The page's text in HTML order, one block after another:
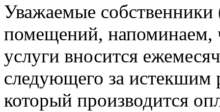
Уважаемые
помещений, напоминаем,
услуги вносится
следующего за истекшим
который производится